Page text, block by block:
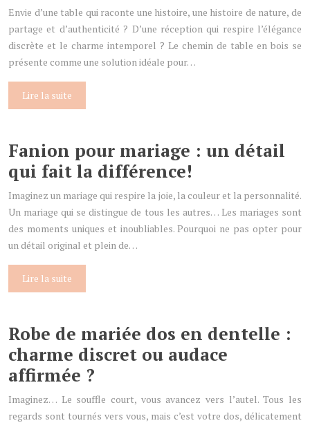
Envie d’une table qui raconte une histoire, une histoire de nature, de
partage et d’authenticité ? D’une réception qui respire l’élégance
discrète et le charme intemporel ? Le chemin de table en bois se
présente comme une solution idéale pour…
Lire la suite
Fanion pour mariage : un détail
qui fait la différence!
Imaginez un mariage qui respire la joie, la couleur et la personnalité.
Un mariage qui se distingue de tous les autres… Les mariages sont
des moments uniques et inoubliables. Pourquoi ne pas opter pour
un détail original et plein de…
Lire la suite
Robe de mariée dos en dentelle :
charme discret ou audace
affirmée ?
Imaginez… Le souffle court, vous avancez vers l’autel. Tous les
regards sont tournés vers vous, mais c’est votre dos, délicatement